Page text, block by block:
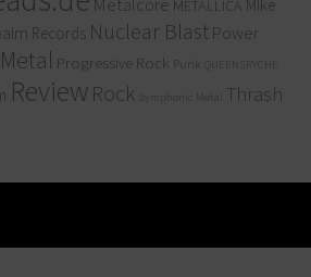
METALLICA
MIke
Records Nuclear Blast Power
Progressive Rock Punk QUEENSRYCHE
Review Rock Symphonic Metal
Thrash